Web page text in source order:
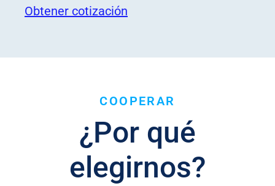
Obtener cotización
COOPERAR
¿Por qué
elegirnos?